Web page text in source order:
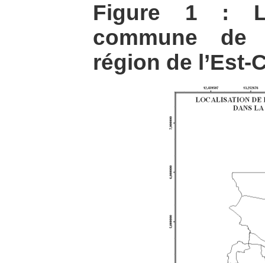
Figure 1 :
commune
région de l’Est-